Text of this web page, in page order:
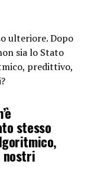
ulteriore. Dopo
sia lo Stato
predittivo,
stesso
nostri